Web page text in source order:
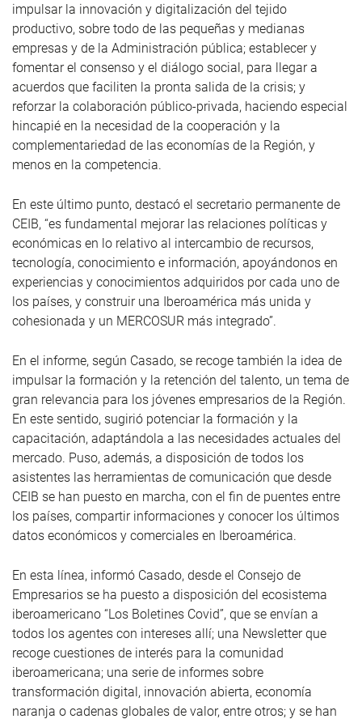
impulsar la innovación y digitalización del tejido
productivo, sobre todo de las pequeñas y medianas
empresas y de la Administración pública; establecer y
fomentar el consenso y el diálogo social, para llegar a
acuerdos que faciliten la pronta salida de la crisis; y
reforzar la colaboración público-privada, haciendo especial
hincapié en la necesidad de la cooperación y la
complementariedad de las economías de la Región, y
menos en la competencia.
En este último punto, destacó el secretario permanente de
CEIB, “es fundamental mejorar las relaciones políticas y
económicas en lo relativo al intercambio de recursos,
tecnología, conocimiento e información, apoyándonos en
experiencias y conocimientos adquiridos por cada uno de
los países, y construir una Iberoamérica más unida y
cohesionada y un MERCOSUR más integrado”.
En el informe, según Casado, se recoge también la idea de
impulsar la formación y la retención del talento, un tema de
gran relevancia para los jóvenes empresarios de la Región.
En este sentido, sugirió potenciar la formación y la
capacitación, adaptándola a las necesidades actuales del
mercado. Puso, además, a disposición de todos los
asistentes las herramientas de comunicación que desde
CEIB se han puesto en marcha, con el fin de puentes entre
los países, compartir informaciones y conocer los últimos
datos económicos y comerciales en Iberoamérica.
En esta línea, informó Casado, desde el Consejo de
Empresarios se ha puesto a disposición del ecosistema
iberoamericano “Los Boletines Covid”, que se envían a
todos los agentes con intereses allí; una Newsletter que
recoge cuestiones de interés para la comunidad
iberoamericana; una serie de informes sobre
transformación digital, innovación abierta, economía
naranja o cadenas globales de valor, entre otros; y se han